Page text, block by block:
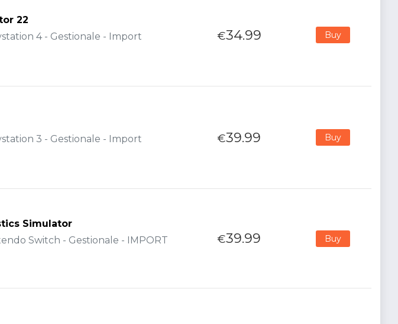
22
4 - Gestionale - Import
€34.99 Buy
3 - Gestionale - Import
€39.99 Buy
Simulator
Switch - Gestionale - IMPORT
€39.99 Buy